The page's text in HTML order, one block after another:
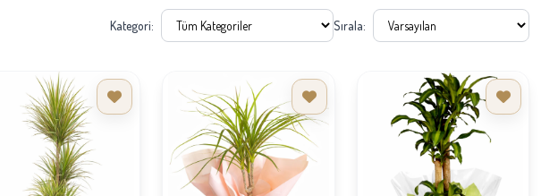
Kategori: Sırala: